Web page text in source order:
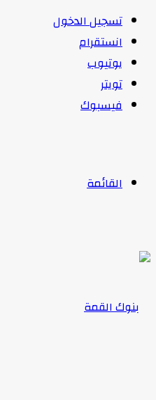
تسجيل الدخول
انستقرام
يوتيوب
تويتر
فيسبوك
القائمة